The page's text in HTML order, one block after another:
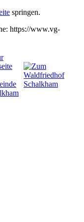
springen.
https://www.vg-